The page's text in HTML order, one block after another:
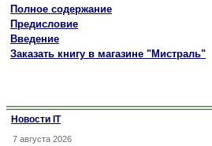
Полное содержание
Предисловие
Введение
Заказать книгу в магазине "Мистраль"
Новости IT
7 августа 2026